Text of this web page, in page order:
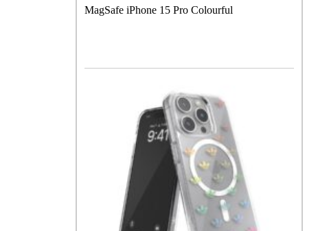
MagSafe iPhone 15 Pro Colourful